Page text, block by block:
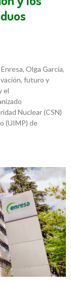
Olga García,
futuro y
el
Nuclear (CSN)
(UIMP) de